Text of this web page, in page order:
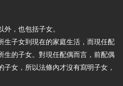
，也包括子女。
生子女到現在的家庭生活，而現任配
生的子女。對現任配偶而言，前配偶
女，所以法條內才沒有寫明子女，